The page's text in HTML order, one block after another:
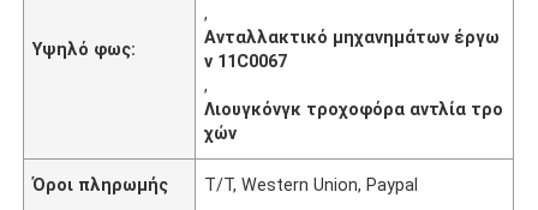
Υψηλό φως:
,
Ανταλλακτικό μηχανημάτων έργω
ν 11C0067
,
Λιουγκόνγκ τροχοφόρα αντλία τρο
χών
Όροι πληρωμής T/T, Western Union, Paypal